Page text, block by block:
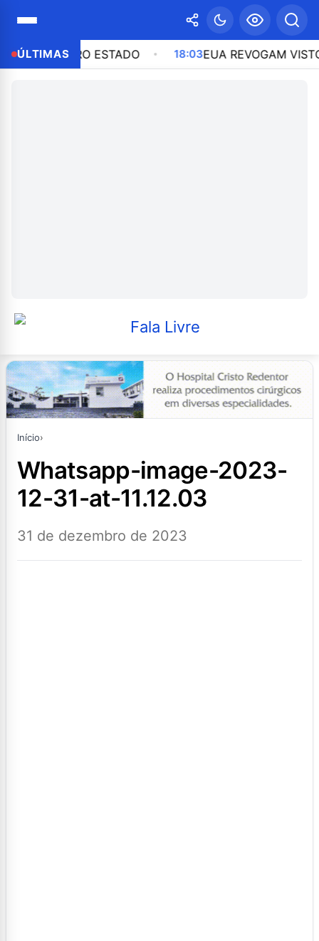
ÚLTIMAS
OUTRO ESTADO 18:03EUA REVOGAM VISTO
Início›
whatsapp-image-2023-
12-31-at-11.12.03
31 de dezembro de 2023